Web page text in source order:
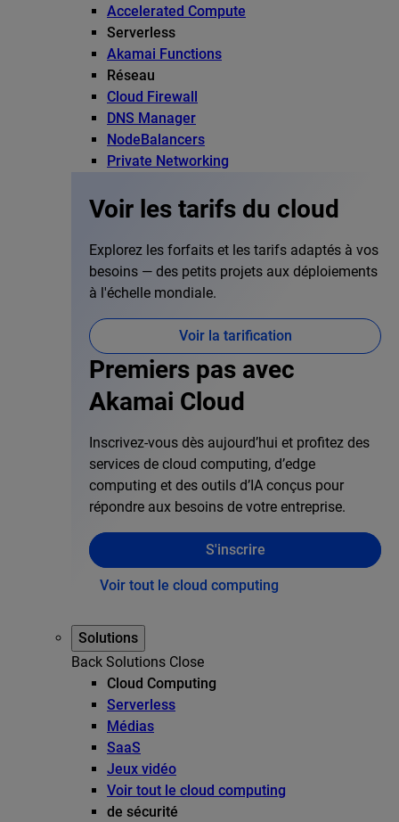
Accelerated Compute
Serverless
Akamai Functions
Réseau
Cloud Firewall
DNS Manager
NodeBalancers
Private Networking
Voir les tarifs du cloud
Explorez les forfaits et les tarifs adaptés à vos
besoins — des petits projets aux déploiements
à l'échelle mondiale.
Voir la tarification
Premiers pas avec
Akamai Cloud
Inscrivez-vous dès aujourd’hui et profitez des
services de cloud computing, d’edge
computing et des outils d’IA conçus pour
répondre aux besoins de votre entreprise.
S'inscrire
Voir tout le cloud computing
Solutions
Back Solutions Close
Cloud Computing
Serverless
Médias
SaaS
Jeux vidéo
Voir tout le cloud computing
de sécurité